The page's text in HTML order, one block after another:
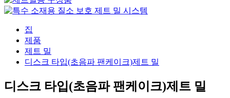
집
제품
제트 밀
디스크 타입(초음파 팬케이크)제트 밀
디스크 타입(초음파 팬케이크)제트 밀